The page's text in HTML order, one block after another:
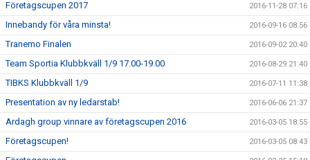
Företagscupen 2017 2016-11-28 07:16
Innebandy för våra minsta! 2016-09-16 08:56
Tranemo Finalen 2016-09-02 20:40
Team Sportia Klubbkväll 1/9 17.00-19.00 2016-08-29 21:40
TIBKS Klubbkväll 1/9 2016-07-11 11:38
Presentation av ny ledarstab! 2016-06-06 21:37
Ardagh group vinnare av företagscupen 2016 2016-03-05 18:55
Företagscupen! 2016-03-05 08:43